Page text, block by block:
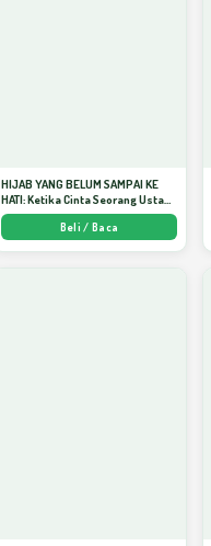
HIJAB YANG BELUM SAMPAI KE
HATI: Ketika Cinta Seorang Ustadz
Menjadi Cermin yang Paling
Kejam - Arda Dinata
Beli / Baca